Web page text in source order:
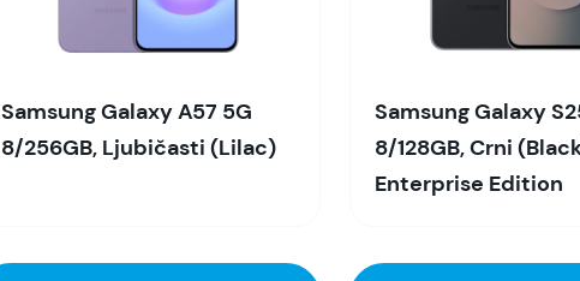
Samsung Galaxy A57 5G
8/256GB, Ljubičasti (Lilac)
Samsung Galaxy
8/128GB, Crni
Enterprise Edition